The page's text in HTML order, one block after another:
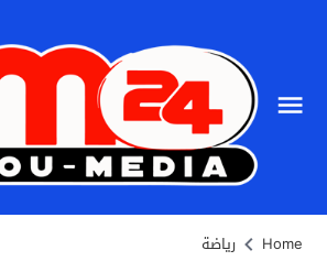
Home رياضة